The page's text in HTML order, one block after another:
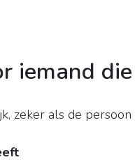
iemand
zeker als de